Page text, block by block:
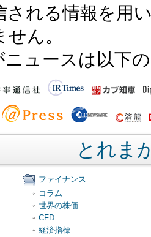
される情報を用
ん。
ニュースは以下
とれま
ファイナンス
コラム
世界の株価
CFD
経済指標